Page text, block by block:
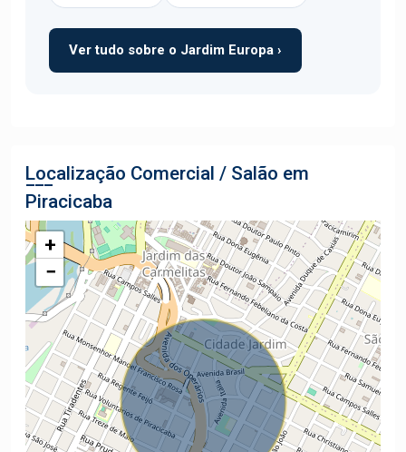
Ver tudo sobre o Jardim Europa ›
Localização Comercial / Salão em
Piracicaba
+
−